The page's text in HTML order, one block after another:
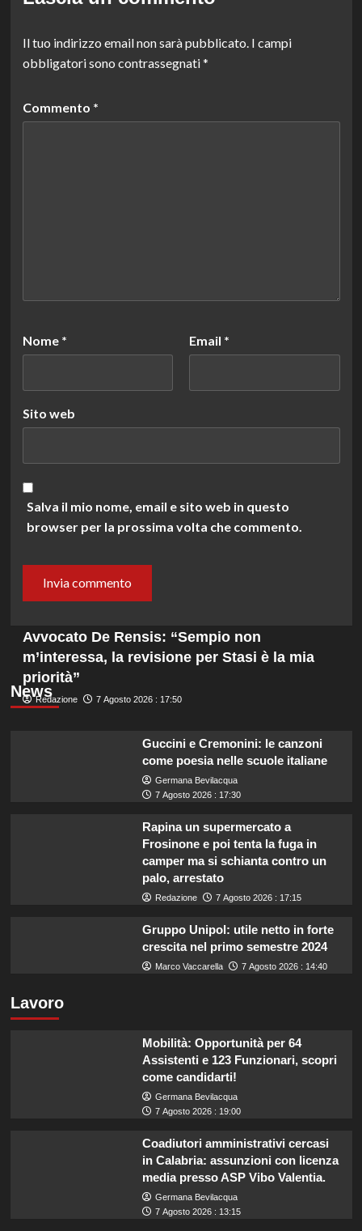
Il tuo indirizzo email non sarà pubblicato. I campi
obbligatori sono contrassegnati*
Commento *
Nome * Email *
Sito web
Salva il mio nome, email e sito web in questo
browser per la prossima volta che commento.
News
Avvocato De Rensis: “Sempio non
m’interessa, la revisione per Stasi è la mia
priorità”
Redazione 7 Agosto 2026 : 17:50
Guccini e Cremonini: le canzoni
come poesia nelle scuole italiane
Germana Bevilacqua
7 Agosto 2026 : 17:30
Rapina un supermercato a
Frosinone e poi tenta la fuga in
camper ma si schianta contro un
palo, arrestato
Redazione 7 Agosto 2026 : 17:15
Gruppo Unipol: utile netto in forte
crescita nel primo semestre 2024
Marco Vaccarella 7 Agosto 2026 : 14:40
Lavoro
Mobilità: Opportunità per 64
Assistenti e 123 Funzionari, scopri
come candidarti!
Germana Bevilacqua
7 Agosto 2026 : 19:00
Coadiutori amministrativi cercasi
in Calabria: assunzioni con licenza
media presso ASP Vibo Valentia.
Germana Bevilacqua
7 Agosto 2026 : 13:15